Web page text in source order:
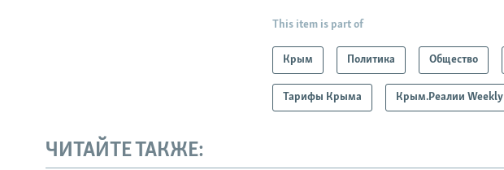
This item is part of
Крым Политика Общество
Тарифы Крыма Крым.Реалии Weekly
ЧИТАЙТЕ ТАКЖЕ: